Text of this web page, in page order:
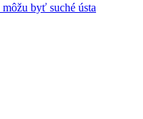
byť suché ústa